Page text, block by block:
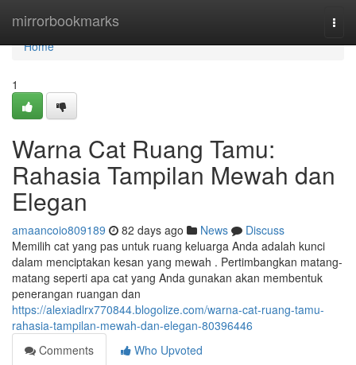
mirrorbookmarks
Home
Home
1
Warna Cat Ruang Tamu:
Rahasia Tampilan Mewah dan
Elegan
amaancoio809189 82 days ago News
Discuss
Memilih cat yang pas untuk ruang keluarga Anda adalah kunci
dalam menciptakan kesan yang mewah . Pertimbangkan matang-
matang seperti apa cat yang Anda gunakan akan membentuk
penerangan ruangan dan
https://alexiadlrx770844.blogolize.com/warna-cat-ruang-tamu-
rahasia-tampilan-mewah-dan-elegan-80396446
Comments
Who Upvoted